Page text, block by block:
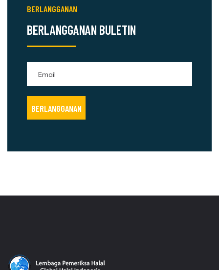
BERLANGGANAN
BERLANGGANAN BULETIN